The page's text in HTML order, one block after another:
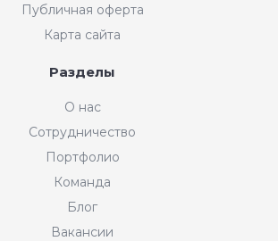
Публичная оферта
Карта сайта
Разделы
О нас
Сотрудничество
Портфолио
Команда
Блог
Вакансии